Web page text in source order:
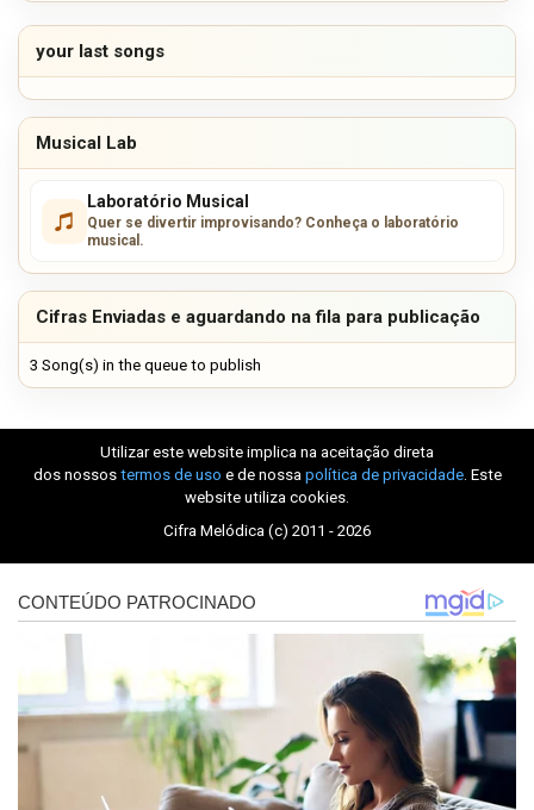
your last songs
Musical Lab
Laboratório Musical
Quer se divertir improvisando? Conheça o laboratório
musical.
Cifras Enviadas e aguardando na fila para publicação
3 Song(s) in the queue to publish
Utilizar este website implica na aceitação direta
dos nossos termos de uso e de nossa política de privacidade. Este
website utiliza cookies.
Cifra Melódica (c) 2011 - 2026